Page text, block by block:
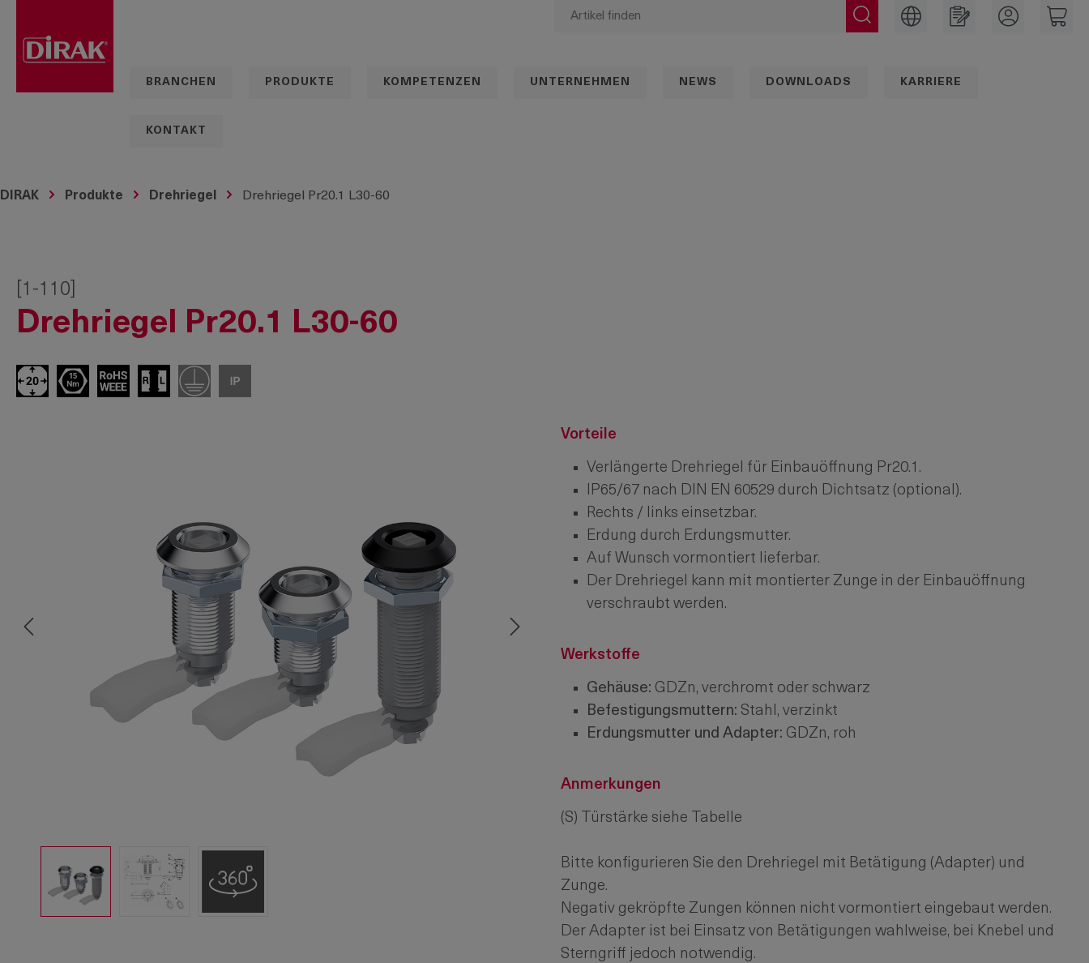
BRANCHEN PRODUKTE KOMPETENZEN UNTERNEHMEN NEWS DOWNLOADS KARRIERE
KONTAKT
DIRAK Produkte Drehriegel Drehriegel Pr20.1 L30-60
[1-110]
Drehriegel Pr20.1 L30-60
Vorteile
Verlängerte Drehriegel für Einbauöffnung Pr20.1.
IP65/67 nach DIN EN 60529 durch Dichtsatz (optional).
Rechts / links einsetzbar.
Erdung durch Erdungsmutter.
Auf Wunsch vormontiert lieferbar.
Der Drehriegel kann mit montierter Zunge in der Einbauöffnung
verschraubt werden.
Werkstoffe
Gehäuse: GDZn, verchromt oder schwarz
Befestigungsmuttern: Stahl, verzinkt
Erdungsmutter und Adapter: GDZn, roh
Anmerkungen
(S) Türstärke siehe Tabelle
Bitte konfigurieren Sie den Drehriegel mit Betätigung (Adapter) und
Zunge.
Negativ gekröpfte Zungen können nicht vormontiert eingebaut werden.
Der Adapter ist bei Einsatz von Betätigungen wahlweise, bei Knebel und
Sterngriff jedoch notwendig.